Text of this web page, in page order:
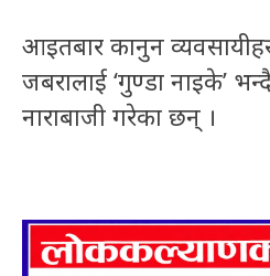
आइतबार कानुन
जबरालाई ‘गुण्डा नाइके’
नाराबाजी गरेका छन् ।